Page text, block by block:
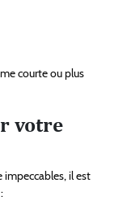
courte ou plus
votre
il est